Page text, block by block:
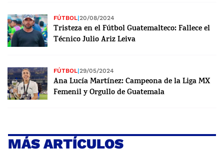
FÚTBOL|20/08/2024
Tristeza en el Fútbol Guatemalteco: Fallece el
Técnico Julio Ariz Leiva
FÚTBOL|29/05/2024
Ana Lucía Martínez: Campeona de la Liga MX
Femenil y Orgullo de Guatemala
MÁS ARTÍCULOS